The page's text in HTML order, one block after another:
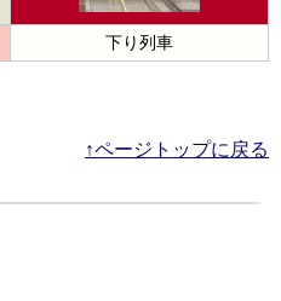
下り列車
↑ページトップに戻る